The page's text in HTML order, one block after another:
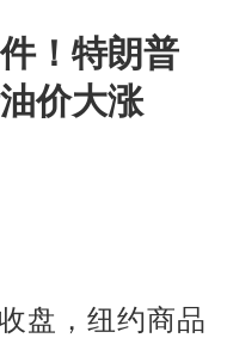
！特朗普
价大涨
盘，纽约商品